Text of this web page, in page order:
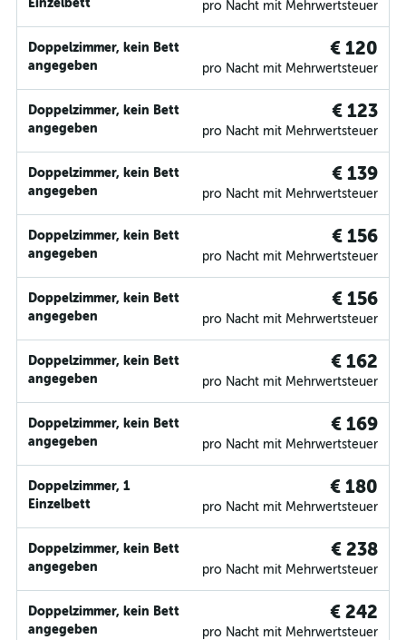
pro Nacht mit Mehrwertsteuer
Doppelzimmer, kein Bett
angegeben
€ 120
pro Nacht mit Mehrwertsteuer
Doppelzimmer, kein Bett
angegeben
€ 123
pro Nacht mit Mehrwertsteuer
Doppelzimmer, kein Bett
angegeben
€ 139
pro Nacht mit Mehrwertsteuer
Doppelzimmer, kein Bett
angegeben
€ 156
pro Nacht mit Mehrwertsteuer
Doppelzimmer, kein Bett
angegeben
€ 156
pro Nacht mit Mehrwertsteuer
Doppelzimmer, kein Bett
angegeben
€ 162
pro Nacht mit Mehrwertsteuer
Doppelzimmer, kein Bett
angegeben
€ 169
pro Nacht mit Mehrwertsteuer
Doppelzimmer, 1
Einzelbett
€ 180
pro Nacht mit Mehrwertsteuer
Doppelzimmer, kein Bett
angegeben
€ 238
pro Nacht mit Mehrwertsteuer
Doppelzimmer, kein Bett
angegeben
€ 242
pro Nacht mit Mehrwertsteuer